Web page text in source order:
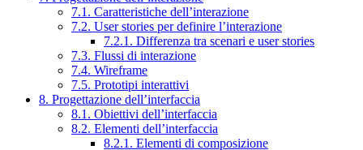
7.1. Caratteristiche dell’interazione
7.2. User stories per definire l’interazione
7.2.1. Differenza tra scenari e user stories
7.3. Flussi di interazione
7.4. Wireframe
7.5. Prototipi interattivi
8. Progettazione dell’interfaccia
8.1. Obiettivi dell’interfaccia
8.2. Elementi dell’interfaccia
8.2.1. Elementi di composizione